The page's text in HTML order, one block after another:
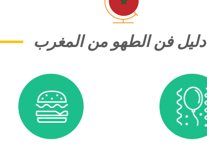
دليل فن الطهو من المغرب